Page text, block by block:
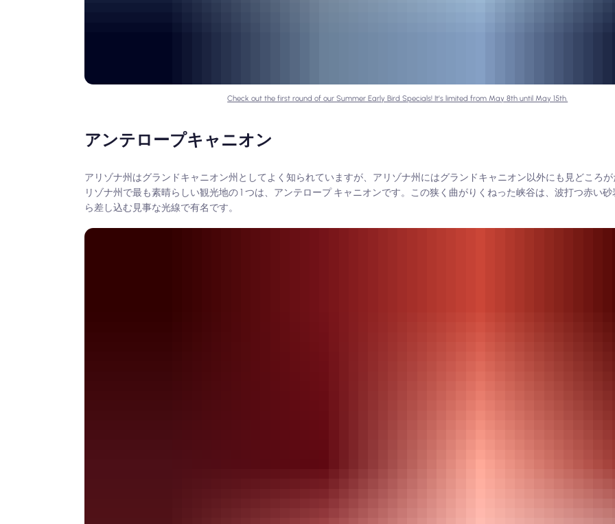
Check out the first round of our Summer Early Bird Specials! It’s limited from May 8th until May 15th.
アンテロープキャニオン
アリゾナ州はグランドキャニオン州としてよく知られていますが、アリゾナ州にはグランドキャニオン以外にも見どころ
リゾナ州で最も素晴らしい観光地の 1 つは、アンテロープ キャニオンです。この狭く曲がりくねった峡谷は、波打つ赤い
ら差し込む見事な光線で有名です。